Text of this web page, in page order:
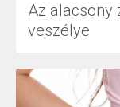
Az alacsony
veszélye